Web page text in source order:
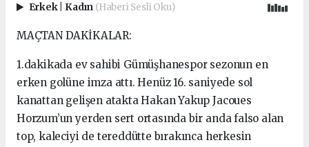
Erkek Kadın (Haberi Sesli Oku)
MAÇTAN DAKİKALAR:
1.dakikada ev sahibi Gümüşhanespor sezonun en
erken golüne imza attı. Henüz 16. saniyede sol
kanattan gelişen atakta Hakan Yakup Jacoues
Horzum’un yerden sert ortasında bir anda falso alan
top, kaleciyi de tereddütte bırakınca herkesin